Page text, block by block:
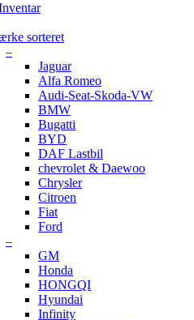
sorteret
–
Jaguar
Alfa Romeo
Audi-Seat-Skoda-VW
BMW
Bugatti
BYD
DAF Lastbil
chevrolet & Daewoo
Chrysler
Citroen
Fiat
Ford
–
GM
Honda
HONGQI
Hyundai
Infinity